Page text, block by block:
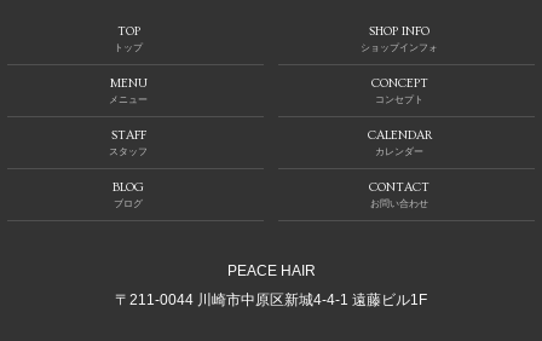
TOP
トップ
SHOP INFO
ショップインフォ
MENU
メニュー
CONCEPT
コンセプト
STAFF
スタッフ
CALENDAR
カレンダー
BLOG
ブログ
CONTACT
お問い合わせ
PEACE HAIR
〒211-0044 川崎市中原区新城4-4-1 遠藤ビル1F